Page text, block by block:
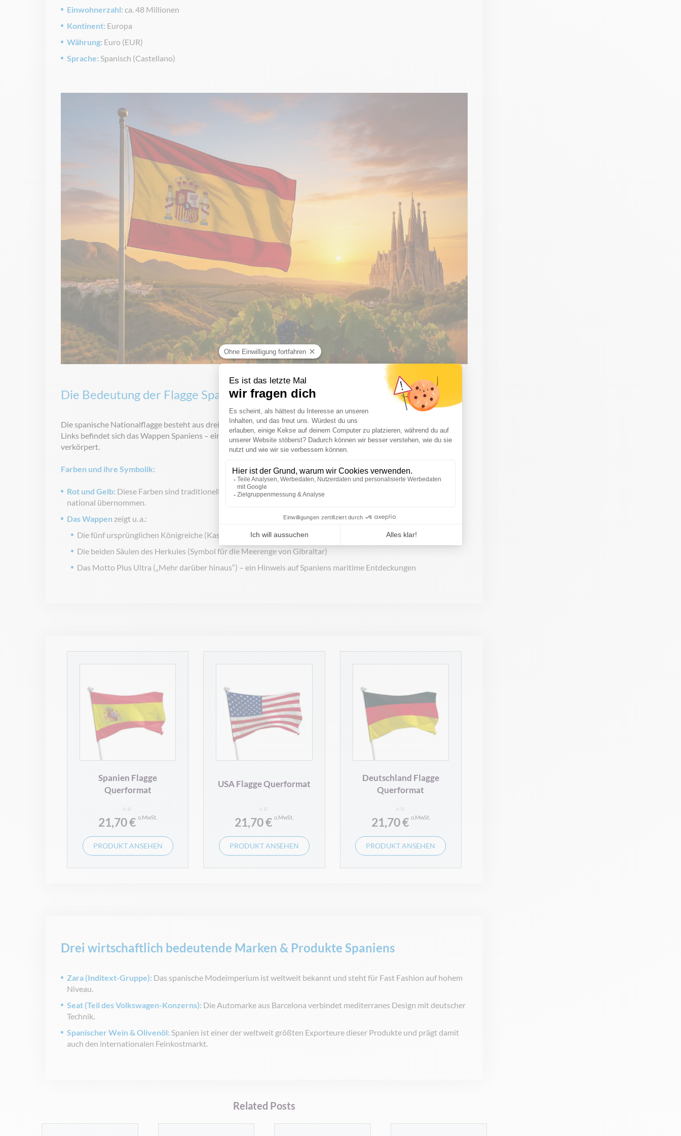
Einwohnerzahl: ca. 48 Millionen
Kontinent: Europa
Währung: Euro (EUR)
Sprache: Spanisch (Castellano)
Die Bedeutung der Flagge Spaniens
Die spanische Nationalflagge besteht aus drei horizontalen Streifen: Rot, Gelb (doppelt so breit) und wieder Rot.
Links befindet sich das Wappen Spaniens – ein detailliertes Symbol, das die Geschichte und Einigkeit des Landes
verkörpert.
Farben und ihre Symbolik:
Rot und Gelb: Diese Farben sind traditionell mit dem alten Königreich Aragon verbunden und wurden später
national übernommen.
Das Wappen zeigt u. a.:
Die fünf ursprünglichen Königreiche (Kastilien, León, Aragón, Navarra, Granada)
Die beiden Säulen des Herkules (Symbol für die Meerenge von Gibraltar)
Das Motto Plus Ultra („Mehr darüber hinaus“) – ein Hinweis auf Spaniens maritime Entdeckungen
Spanien Flagge
Querformat
AB
21,70 €
PRODUKT ANSEHEN
USA Flagge Querformat
AB
21,70 €
PRODUKT ANSEHEN
Deutschland Flagge
Querformat
AB
21,70 €
PRODUKT ANSEHEN
Drei wirtschaftlich bedeutende Marken & Produkte Spaniens
Zara (Inditext-Gruppe): Das spanische Modeimperium ist weltweit bekannt und steht für Fast Fashion auf hohem
Niveau.
Seat (Teil des Volkswagen-Konzerns): Die Automarke aus Barcelona verbindet mediterranes Design mit deutscher
Technik.
Spanischer Wein & Olivenöl: Spanien ist einer der weltweit größten Exporteure dieser Produkte und prägt damit
auch den internationalen Feinkostmarkt.
Related Posts